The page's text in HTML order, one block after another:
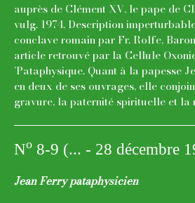
auprès de Clément XV, le pape de
vulg. 1974. Description
conclave romain par Fr. Rolfe,
article retrouvé par la Cellule
’Pataphysique. Quant à la papesse
en deux de ses ouvrages, elle
gravure, la paternité spirituelle et la
No 8-9 (... - 28 décembre
Jean Ferry pataphysicien